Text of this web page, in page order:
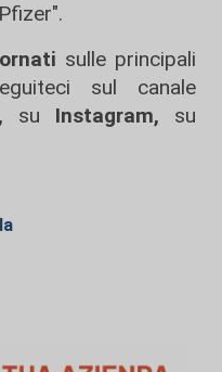
sulle principali
sul canale
su Instagram, su